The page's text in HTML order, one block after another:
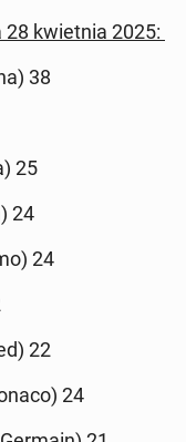
28 kwiet­nia 2025:
38
25
24
24
22
24